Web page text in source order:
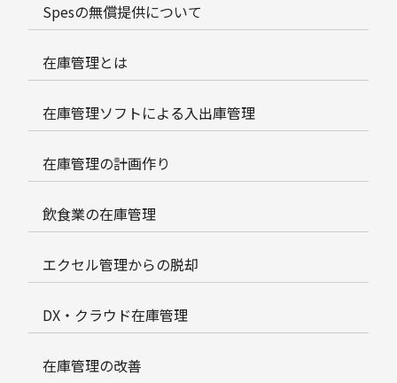
Spesの無償提供について
在庫管理とは
在庫管理ソフトによる入出庫管理
在庫管理の計画作り
飲食業の在庫管理
エクセル管理からの脱却
DX・クラウド在庫管理
在庫管理の改善